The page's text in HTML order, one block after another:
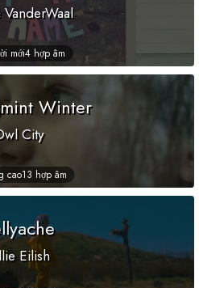
mới4 hợp âm
Winter
City
cao13 hợp âm
Eilish